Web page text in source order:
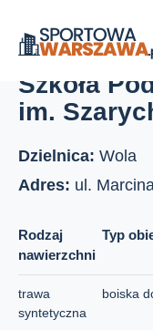
Strona główna
Szkoła Podstawowa nr
Szkoła
im.
Dzielnica: Wola
Adres: ul.
Rodzaj
nawierzchni
Typ
trawa
syntetyczna
boiska